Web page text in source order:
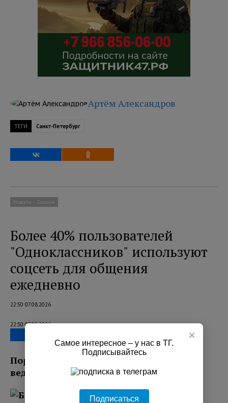
Артём Александров
ТЕГИ Санкт-Петербург
Новости Социум
Более 40% пользователей
"Одноклассников" используют
соцсеть для общения
ежедневно
22:50 07.08.2026
22:50 07.08.2026
Порядка 42% пользователей ежедневно
ведут переписку с близкими в соцсети.
×
Самое интересное – у нас в ТГ.
Подписывайтесь
Подписаться